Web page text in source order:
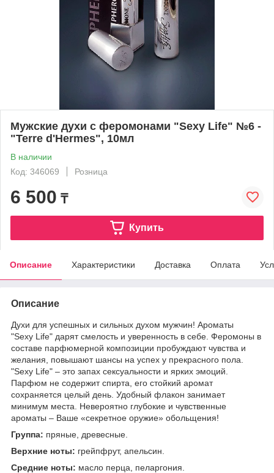
Мужские духи с феромонами "Sexy Life" №6 -
"Terre d'Hermes", 10мл
В наличии
Код: 346069
Розница
6 500 ₸
Купить
Описание Характеристики Доставка Оплата
Описание
Духи для успешных и сильных духом мужчин! Ароматы
"Sexy Life" дарят смелость и уверенность в себе. Феромоны в
составе парфюмерной композиции пробуждают чувства и
желания, повышают шансы на успех у прекрасного пола.
"Sexy Life" – это запах сексуальности и ярких эмоций.
Парфюм не содержит спирта, его стойкий аромат
сохраняется целый день. Удобный флакон занимает
минимум места. Невероятно глубокие и чувственные
ароматы – Ваше «секретное оружие» обольщения!
Группа: пряные, древесные.
Верхние ноты: грейпфрут, апельсин.
Средние ноты: масло перца, пеларгония.